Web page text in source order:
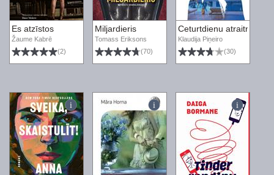
Es atzīstos
Žaume Kabrē
(2)
Miljardieris
Tomass Eriksons
(70)
Ceturtdienu atraitnes
Klaudija Piņeiro
(30)